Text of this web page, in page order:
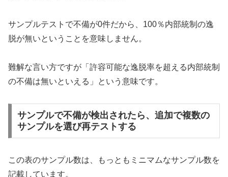
サンプルテストで不備が0件だから、100％内部統制の逸
脱が無いということを意味しません。
難解な言い方ですが「許容可能な逸脱率を超える内部統制
の不備は無いといえる」という意味です。
サンプルで不備が検出されたら、追加で複数の
サンプルを選び再テストする
この表のサンプル数は、もっともミニマムなサンプル数を
記載しています。